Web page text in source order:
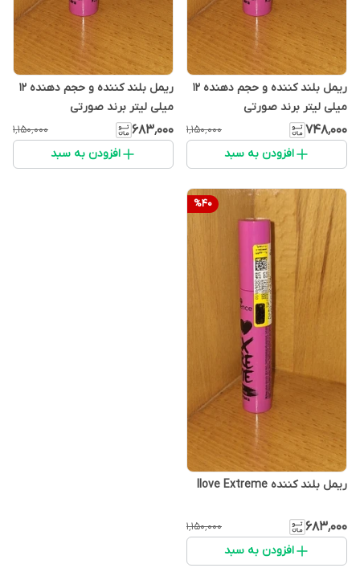
ریمل بلند کننده و حجم دهنده ۱۲
میلی لیتر برند صورتی
۷۴۸٬۰۰۰ ۱٬۱۵۰٬۰۰۰
افزودن به سبد
ریمل بلند کننده و حجم دهنده ۱۲
میلی لیتر برند صورتی
۶۸۳٬۰۰۰ ۱٬۱۵۰٬۰۰۰
افزودن به سبد
%40
ریمل بلند کننده Ilove Extreme
۶۸۳٬۰۰۰ ۱٬۱۵۰٬۰۰۰
افزودن به سبد